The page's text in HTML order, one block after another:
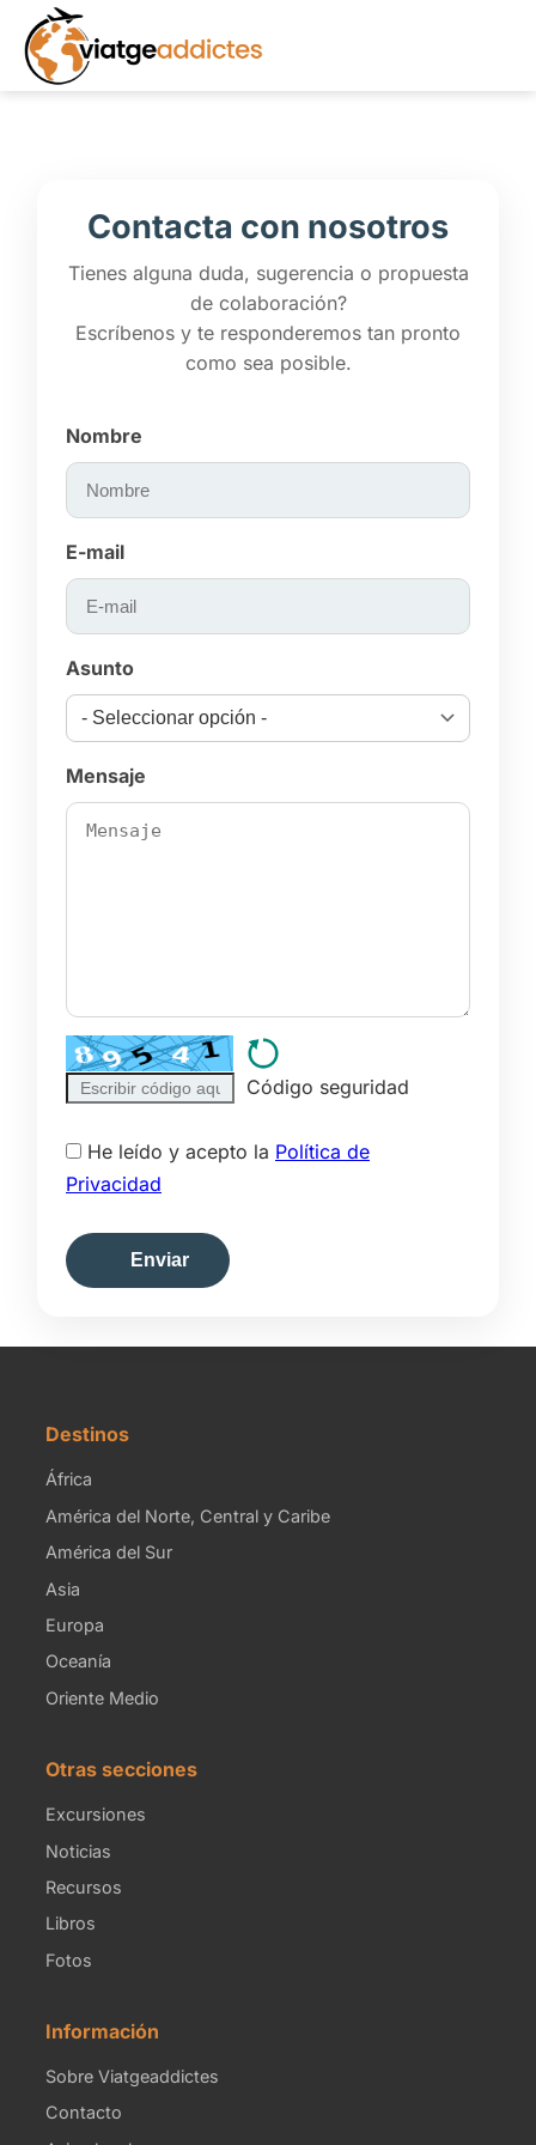
Contacta con nosotros
Tienes alguna duda, sugerencia o propuesta
de colaboración?
Escríbenos y te responderemos tan pronto
como sea posible.
Nombre
E-mail
Asunto
Mensaje
Código seguridad
He leído y acepto la Política de
Privacidad
Enviar
Destinos
África
América del Norte, Central y Caribe
América del Sur
Asia
Europa
Oceanía
Oriente Medio
Otras secciones
Excursiones
Noticias
Recursos
Libros
Fotos
Información
Sobre Viatgeaddictes
Contacto